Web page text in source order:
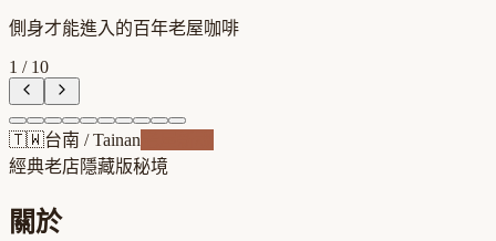
側身才能進入的百年老屋咖啡
1 / 10
🇹🇼台南 /Tainan
經典老店隱藏版秘境
關於